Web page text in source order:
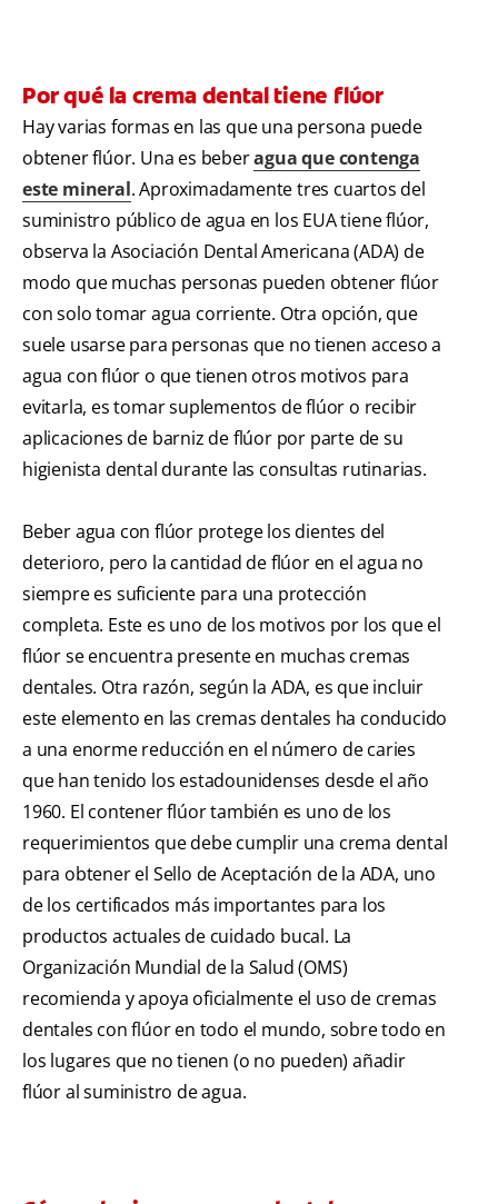
Por qué la crema dental tiene flúor
Hay varias formas en las que una persona puede
obtener flúor. Una es beberagua que contenga
este mineral. Aproximadamente tres cuartos del
suministro público de agua en los EUA tiene flúor,
observa la Asociación Dental Americana (ADA) de
modo que muchas personas pueden obtener flúor
con solo tomar agua corriente. Otra opción, que
suele usarse para personas que no tienen acceso a
agua con flúor o que tienen otros motivos para
evitarla, es tomar suplementos de flúor o recibir
aplicaciones de barniz de flúor por parte de su
higienista dental durante las consultas rutinarias.
Beber agua con flúor protege los dientes del
deterioro, pero la cantidad de flúor en el agua no
siempre es suficiente para una protección
completa. Este es uno de los motivos por los que el
flúor se encuentra presente en muchas cremas
dentales. Otra razón, según la ADA, es que incluir
este elemento en las cremas dentales ha conducido
a una enorme reducción en el número de caries
que han tenido los estadounidenses desde el año
1960. El contener flúor también es uno de los
requerimientos que debe cumplir una crema dental
para obtener el Sello de Aceptación de la ADA, uno
de los certificados más importantes para los
productos actuales de cuidado bucal. La
Organización Mundial de la Salud (OMS)
recomienda y apoya oficialmente el uso de cremas
dentales con flúor en todo el mundo, sobre todo en
los lugares que no tienen (o no pueden) añadir
flúor al suministro de agua.